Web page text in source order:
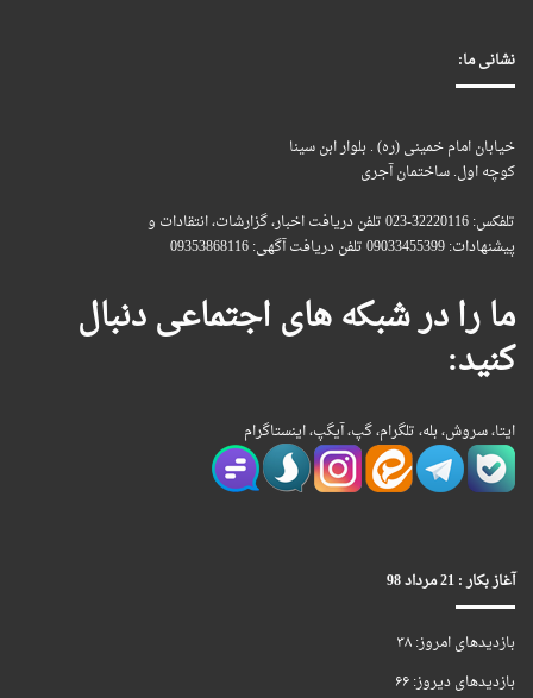
نشانی ما:
خیابان امام خمینی (ره) . بلوار ابن سینا
کوچه اول. ساختمان آجری
تلفکس: 32220116-023 تلفن دریافت اخبار، گزارشات، انتقادات و
پیشنهادات: 09033455399 تلفن دریافت آگهی: 09353868116
ما را در شبکه های اجتماعی دنبال
کنید:
ایتا، سروش، بله، تلگرام، گپ، آیگپ، اینستاگرام
آغاز بکار : 21 مرداد 98
بازدیدهای امروز:۳۸
بازدیدهای دیروز:۶۶